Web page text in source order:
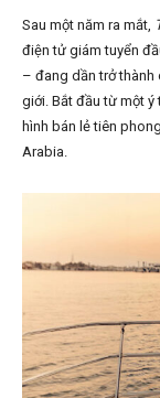
Sau một năm ra mắt,
điện tử giám tuyển
– đang dần trở thành
giới. Bắt đầu từ một ý
hình bán lẻ tiên
Arabia.